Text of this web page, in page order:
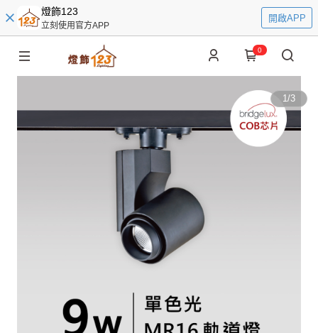
燈飾123
立刻使用官方APP
開啟APP
0
1/3